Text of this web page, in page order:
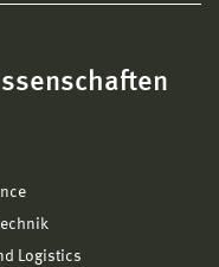
Logistics